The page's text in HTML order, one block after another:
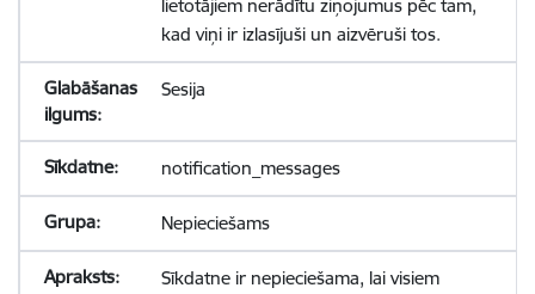
lietotājiem nerādītu ziņojumus pēc tam,
kad viņi ir izlasījuši un aizvēruši tos.
Sesija
notification_messages
Nepieciešams
Sīkdatne ir nepieciešama, lai visiem